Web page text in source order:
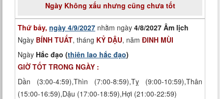
NgàyKhông xấu nhưng cũng chưa tốt
Thứ bảy, ngày 4/9/2027 nhằm ngày 4/8/2027 Âm lịch
Ngày BÍNH TUẤT, tháng KỶ DẬU, năm ĐINH MÙI
Ngày Hắc đạo (thiên lao hắc đạo)
GIỜ TỐT TRONG NGÀY :
Dần (3:00-4:59),Thìn (7:00-8:59),Tỵ (9:00-10:59),Thân
(15:00-16:59),Dậu (17:00-18:59),Hợi (21:00-22:59)